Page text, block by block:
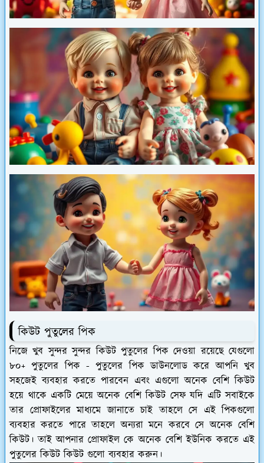
কিউট পুতুলের পিক
নিজে খুব সুন্দর সুন্দর কিউট পুতুলের পিক দেওয়া রয়েছে যেগুলো
৮০+ পুতুলের পিক - পুতুলের পিক ডাউনলোড করে আপনি খুব
সহজেই ব্যবহার করতে পারবেন এবং এগুলো অনেক বেশি কিউট
হয়ে থাকে একটি মেয়ে অনেক বেশি কিউট সেফ যদি এটি সবাইকে
তার প্রোফাইলের মাধ্যমে জানাতে চাই তাহলে সে এই পিকগুলো
ব্যবহার করতে পারে তাহলে অন্যরা মনে করবে সে অনেক বেশি
কিউট। তাই আপনার প্রোফাইল কে অনেক বেশি ইউনিক করতে এই
পুতুলের কিউট কিউট গুলো ব্যবহার করুন।